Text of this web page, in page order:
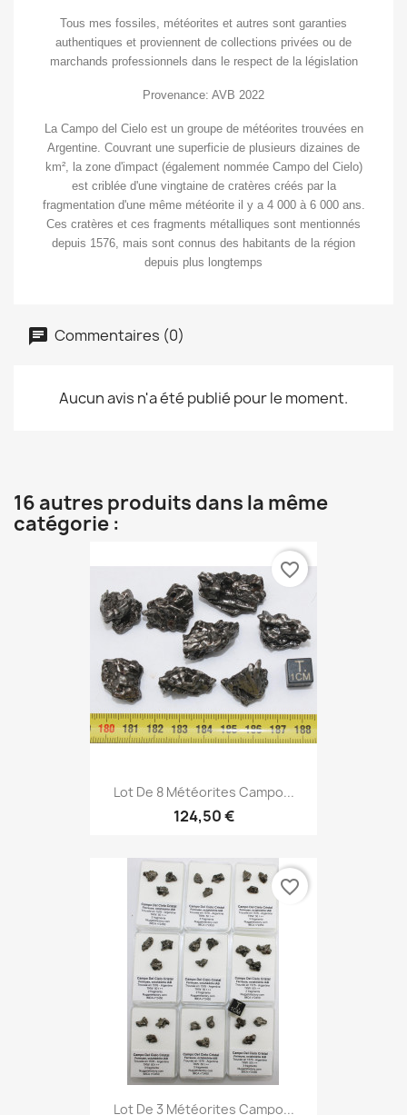
Tous mes fossiles, météorites et autres sont garanties
authentiques et proviennent de collections privées ou de
marchands professionnels dans le respect de la législation
Provenance: AVB 2022
La Campo del Cielo est un groupe de météorites trouvées en
Argentine. Couvrant une superficie de plusieurs dizaines de
km², la zone d'impact (également nommée Campo del Cielo)
est criblée d'une vingtaine de cratères créés par la
fragmentation d'une même météorite il y a 4 000 à 6 000 ans.
Ces cratères et ces fragments métalliques sont mentionnés
depuis 1576, mais sont connus des habitants de la région
depuis plus longtemps
Commentaires (0)
Aucun avis n'a été publié pour le moment.
16 autres produits dans la même
catégorie :
Lot De 8 Météorites Campo...
124,50 €
favorite_border
Lot De 3 Météorites Campo...
favorite_border